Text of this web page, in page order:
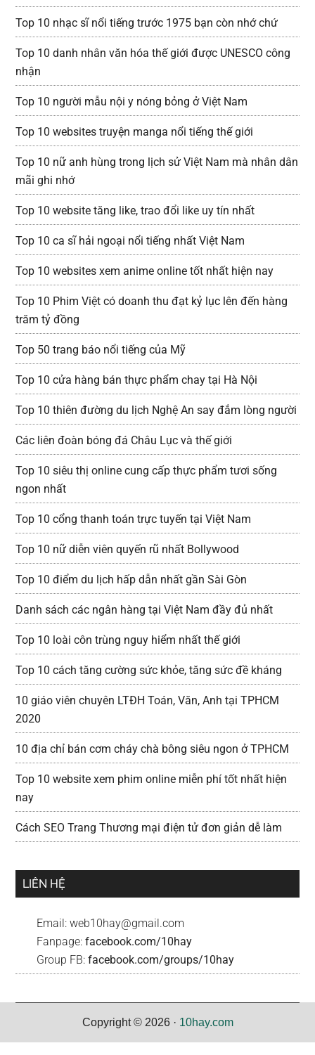
Top 10 nhạc sĩ nổi tiếng trước 1975 bạn còn nhớ chứ
Top 10 danh nhân văn hóa thế giới được UNESCO công
nhận
Top 10 người mẫu nội y nóng bỏng ở Việt Nam
Top 10 websites truyện manga nổi tiếng thế giới
Top 10 nữ anh hùng trong lịch sử Việt Nam mà nhân dân
mãi ghi nhớ
Top 10 website tăng like, trao đổi like uy tín nhất
Top 10 ca sĩ hải ngoại nổi tiếng nhất Việt Nam
Top 10 websites xem anime online tốt nhất hiện nay
Top 10 Phim Việt có doanh thu đạt kỷ lục lên đến hàng
trăm tỷ đồng
Top 50 trang báo nổi tiếng của Mỹ
Top 10 cửa hàng bán thực phẩm chay tại Hà Nội
Top 10 thiên đường du lịch Nghệ An say đắm lòng người
Các liên đoàn bóng đá Châu Lục và thế giới
Top 10 siêu thị online cung cấp thực phẩm tươi sống
ngon nhất
Top 10 cổng thanh toán trực tuyến tại Việt Nam
Top 10 nữ diễn viên quyến rũ nhất Bollywood
Top 10 điểm du lịch hấp dẫn nhất gần Sài Gòn
Danh sách các ngân hàng tại Việt Nam đầy đủ nhất
Top 10 loài côn trùng nguy hiểm nhất thế giới
Top 10 cách tăng cường sức khỏe, tăng sức đề kháng
10 giáo viên chuyên LTĐH Toán, Văn, Anh tại TPHCM
2020
10 địa chỉ bán cơm cháy chà bông siêu ngon ở TPHCM
Top 10 website xem phim online miễn phí tốt nhất hiện
nay
Cách SEO Trang Thương mại điện tử đơn giản dễ làm
LIÊN HỆ
Email:web10hay@gmail.com
Fanpage:facebook.com/10hay
Group FB:facebook.com/groups/10hay
Copyright © 2026 · 10hay.com